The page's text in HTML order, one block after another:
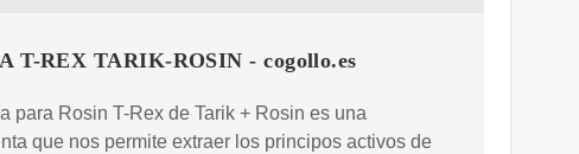
T-REX TARIK-ROSIN - cogollo.es
para Rosin T-Rex de Tarik + Rosin es una
que nos permite extraer los principos activos de